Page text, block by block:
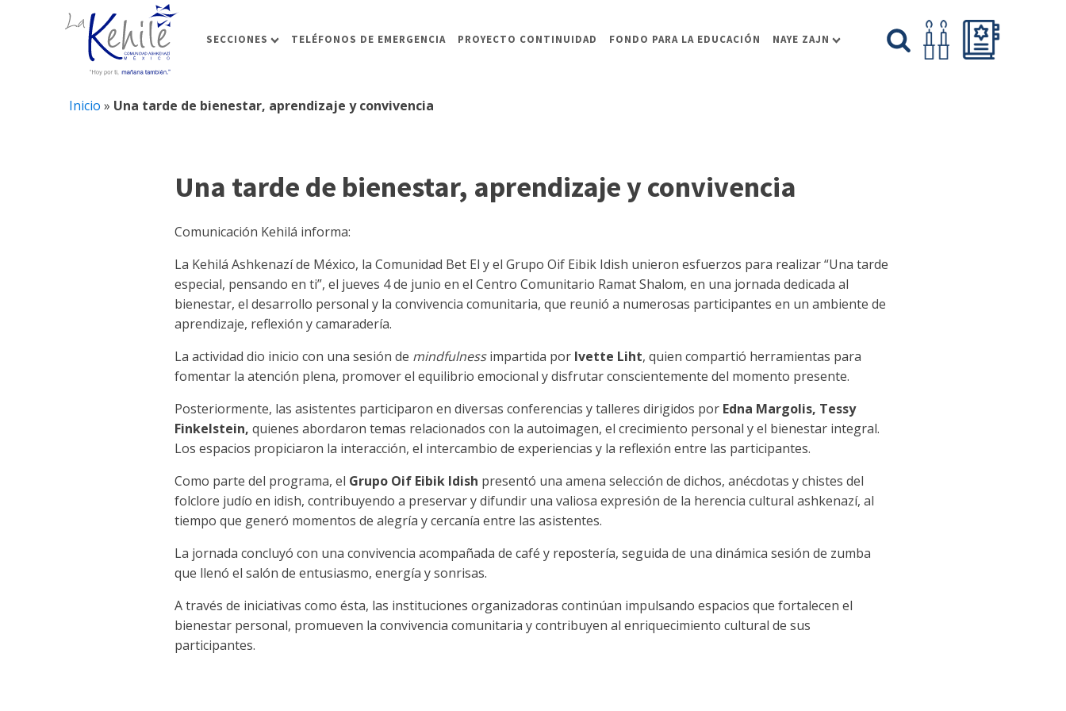
SECCIONES TELÉFONOS DE EMERGENCIA PROYECTO CONTINUIDAD FONDO PARA LA EDUCACIÓN NAYE ZAJN
Inicio » Una tarde de bienestar, aprendizaje y convivencia
Una tarde de bienestar, aprendizaje y convivencia
Comunicación Kehilá informa:
La Kehilá Ashkenazí de México, la Comunidad Bet El y el Grupo Oif Eibik Idish unieron esfuerzos para realizar “Una tarde
especial, pensando en ti”, el jueves 4 de junio en el Centro Comunitario Ramat Shalom, en una jornada dedicada al
bienestar, el desarrollo personal y la convivencia comunitaria, que reunió a numerosas participantes en un ambiente de
aprendizaje, reflexión y camaradería.
La actividad dio inicio con una sesión de mindfulnessimpartida por Ivette Liht, quien compartió herramientas para
fomentar la atención plena, promover el equilibrio emocional y disfrutar conscientemente del momento presente.
Posteriormente, las asistentes participaron en diversas conferencias y talleres dirigidos por Edna Margolis, Tessy
Finkelstein, quienes abordaron temas relacionados con la autoimagen, el crecimiento personal y el bienestar integral.
Los espacios propiciaron la interacción, el intercambio de experiencias y la reflexión entre las participantes.
Como parte del programa, el Grupo Oif Eibik Idish presentó una amena selección de dichos, anécdotas y chistes del
folclore judío en idish, contribuyendo a preservar y difundir una valiosa expresión de la herencia cultural ashkenazí, al
tiempo que generó momentos de alegría y cercanía entre las asistentes.
La jornada concluyó con una convivencia acompañada de café y repostería, seguida de una dinámica sesión de zumba
que llenó el salón de entusiasmo, energía y sonrisas.
A través de iniciativas como ésta, las instituciones organizadoras continúan impulsando espacios que fortalecen el
bienestar personal, promueven la convivencia comunitaria y contribuyen al enriquecimiento cultural de sus
participantes.